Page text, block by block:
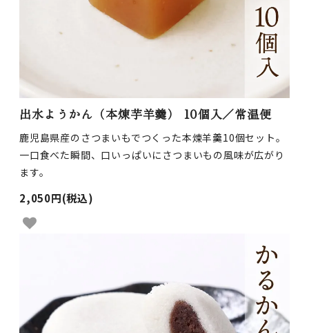
出水ようかん（本煉芋羊羹） 10個入／常温便
鹿児島県産のさつまいもでつくった本煉羊羹10個セット。
一口食べた瞬間、口いっぱいにさつまいもの風味が広がり
ます。
2,050円(税込)